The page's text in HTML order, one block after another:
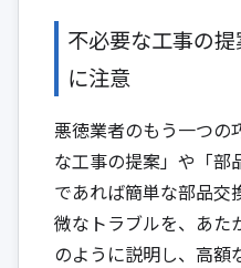
不必要な工事の
に注意
悪徳業者のもう一つの
な工事の提案」や「部
であれば簡単な部品交
微なトラブルを、あた
のように説明し、高額